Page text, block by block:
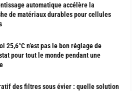
automatique accélère la
de matériaux durables pour cellules
25,6°C n’est pas le bon réglage de
pour tout le monde pendant une
des filtres sous évier : quelle solution